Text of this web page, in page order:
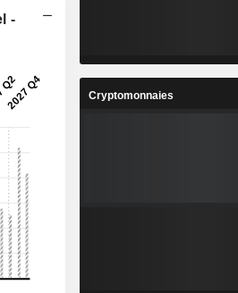
-
Cryptomonnaies